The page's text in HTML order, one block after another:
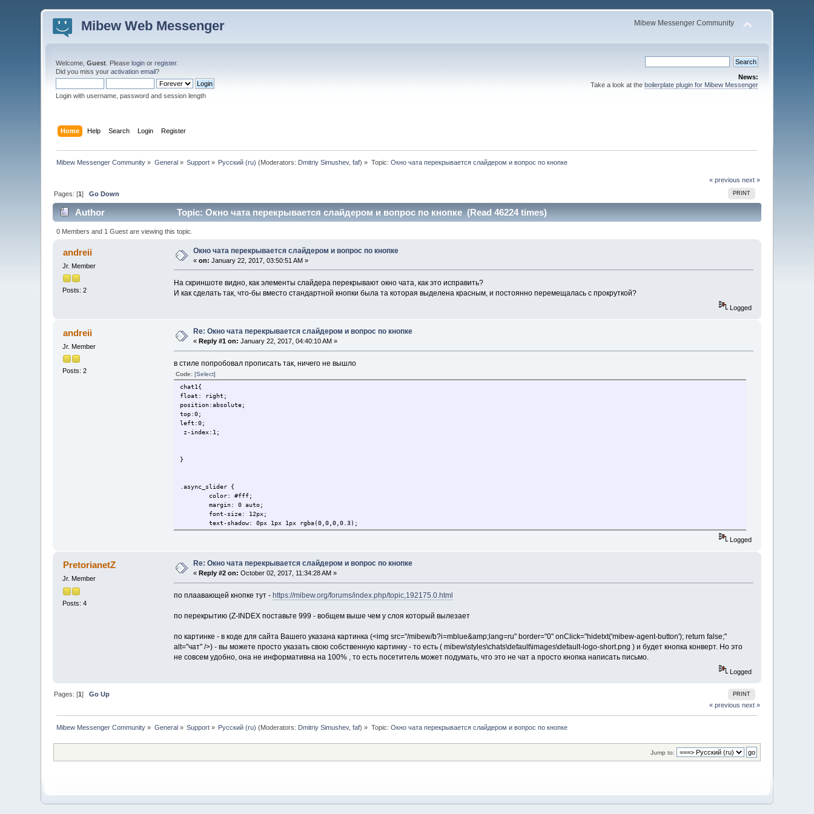
Mibew Web Messenger Mibew Messenger Community
Welcome,Guest . Pleaselogin orregister.
Did you miss youractivation email?
Login with username, password and session length
News:
Take a look at the boilerplate plugin for Mibew Messenger
Home Help Search Login Register
Mibew Messenger Community » General» Support » Русский (ru) (Moderators: Dmitriy Simushev,faf) » Topic: Окно чата перекрывается слайдером и вопрос по кнопке
« previous next »
PRINT
Pages: [1]Go Down
Author Topic: Окно чата перекрывается слайдером и вопрос по кнопке (Read 46224 times)
0 Members and 1 Guest are viewing this topic.
andreii
Jr. Member
Posts: 2
Окно чата перекрывается слайдером и вопрос по кнопке
«on: January 22, 2017, 03:50:51 AM »
На скриншоте видно, как элементы слайдера перекрывают окно чата, как это исправить?
И как сделать так, что-бы вместо стандартной кнопки была та которая выделена красным, и постоянно перемещалась с прокруткой?
Logged
andreii
Jr. Member
Posts: 2
Re: Окно чата перекрывается слайдером и вопрос по кнопке
«Reply #1 on: January 22, 2017, 04:40:10 AM »
в стиле попробовал прописать так, ничего не вышло
Code: [Select]
chat1{
float: right;
position:absolute;
top:0;
left:0;
z-index:1;
}
.async_slider {
color: #fff;
margin: 0 auto;
font-size: 12px;
text-shadow: 0px 1px 1px rgba(0,0,0,0.3);
position:absolute;
z-index:2;
}
Logged
PretorianetZ
Jr. Member
Posts: 4
Re: Окно чата перекрывается слайдером и вопрос по кнопке
« Reply #2 on: October 02, 2017, 11:34:28 AM »
по плаавающей кнопке тут - https://mibew.org/forums/index.php/topic,192175.0.html
по перекрытию (Z-INDEX поставьте 999 - вобщем выше чем у слоя который вылезает
по картинке - в коде для сайта Вашего указана картинка (<img src="/mibew/b?i=mblue&amp;lang=ru" border="0" onClick="hidetxt('mibew-agent-button'); return false;"
alt="чат" />) - вы можете просто указать свою собственную картинку - то есть ( mibew\styles\chats\default\images\default-logo-short.png ) и будет кнопка конверт. Но это
не совсем удобно, она не информативна на 100% , то есть посетитель может подумать, что это не чат а просто кнопка написать письмо.
Logged
PRINT
Pages: [1]Go Up
« previous next »
Mibew Messenger Community » General » Support » Русский (ru) (Moderators: Dmitriy Simushev,faf) » Topic: Окно чата перекрывается слайдером и вопрос по кнопке
Jump to: